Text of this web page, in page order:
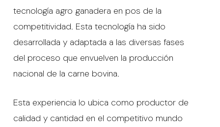
tecnología agro ganadera en pos de la
competitividad. Esta tecnología ha sido
desarrollada y adaptada a las diversas fases
del proceso que envuelven la producción
nacional de la carne bovina.
Esta experiencia lo ubica como productor de
calidad y cantidad en el competitivo mundo